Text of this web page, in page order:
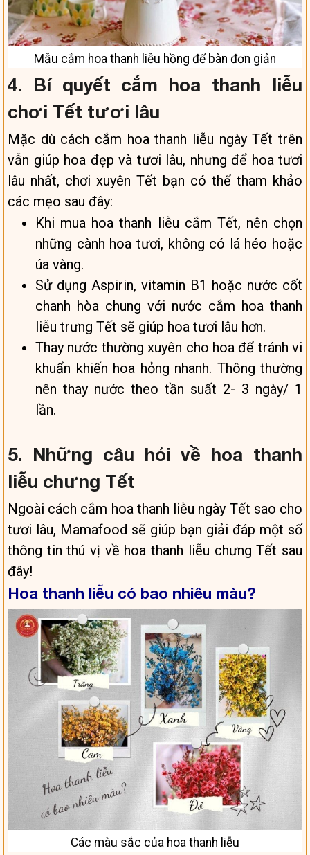
Mẫu cắm hoa thanh liễu hồng để bàn đơn giản
4. Bí quyết cắm hoa thanh liễu
chơi Tết tươi lâu
Mặc dù cách cắm hoa thanh liễu ngày Tết trên
vẫn giúp hoa đẹp và tươi lâu, nhưng để hoa tươi
lâu nhất, chơi xuyên Tết bạn có thể tham khảo
các mẹo sau đây:
Khi mua hoa thanh liễu cắm Tết, nên chọn
những cành hoa tươi, không có lá héo hoặc
úa vàng.
Sử dụng Aspirin, vitamin B1 hoặc nước cốt
chanh hòa chung với nước cắm hoa thanh
liễu trưng Tết sẽ giúp hoa tươi lâu hơn.
Thay nước thường xuyên cho hoa để tránh vi
khuẩn khiến hoa hỏng nhanh. Thông thường
nên thay nước theo tần suất 2- 3 ngày/ 1
lần.
5. Những câu hỏi về hoa thanh
liễu chưng Tết
Ngoài cách cắm hoa thanh liễu ngày Tết sao cho
tươi lâu, Mamafood sẽ giúp bạn giải đáp một số
thông tin thú vị về hoa thanh liễu chưng Tết sau
đây!
Hoa thanh liễu có bao nhiêu màu?
Các màu sắc của hoa thanh liễu